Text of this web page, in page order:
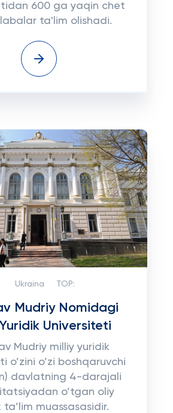
600 ga yaqin chet
ta'lim olishadi.
Ukraina TOP:
Mudriy Nomidagi
Universiteti
Mudriy milliy yuridik
o’zini o’zi boshqaruvchi
davlatning 4-darajali
o’tgan oliy
ta’lim muassasasidir.